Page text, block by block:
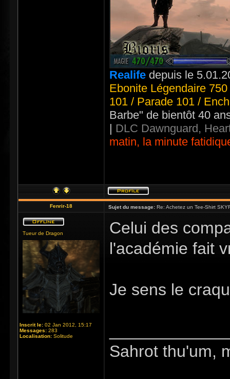
Realife depuis le
Ebonite Légendaire
101 / Parade 101 /
Barbe" de bientôt 40
| DLC Dawnguard,
matin, la minute
Fenrir-18 Sujet du message: Re: Achetez un Tee-Shirt
Tueur de Dragon
Inscrit le: 02 Jan 2012, 15:17
Messages: 283
Localisation: Solitude
Celui des
l'académie fait
Je sens le
Sahrot thu'um,